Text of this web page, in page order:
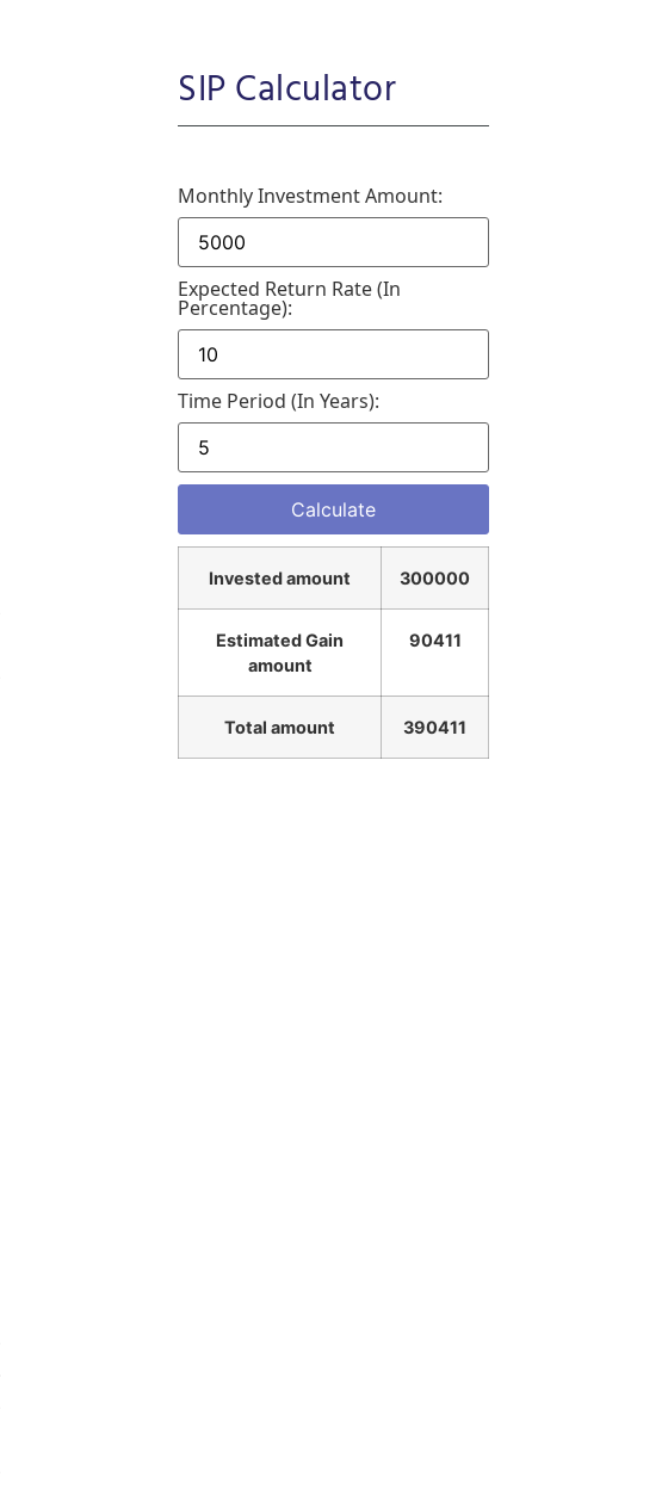
SIP Calculator
Monthly Investment Amount:
Expected Return Rate (in
Percentage):
Time Period (in Years):
Invested amount 300000
Estimated Gain
amount
90411
Total amount 390411